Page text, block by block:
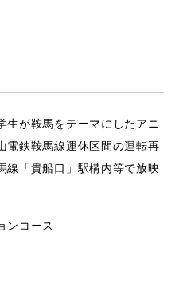
生が鞍馬をテーマにしたアニ
電鉄鞍馬線運休区間の運転再
線「貴船口」駅構内等で放映
ンコース